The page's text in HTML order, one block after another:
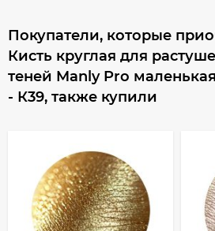
Покупатели, которые
Кисть круглая для
теней Manly Pro
- К39, также купили